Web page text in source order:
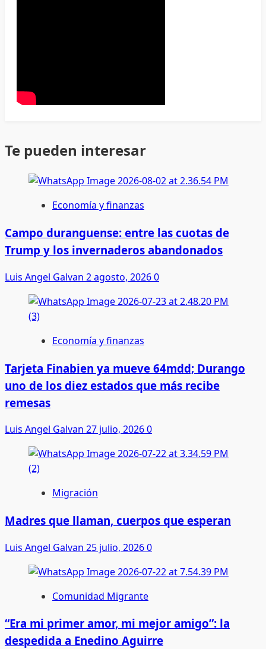
Te pueden interesar
Economía y finanzas
Campo duranguense: entre las cuotas de
Trump y los invernaderos abandonados
Luis Angel Galvan 2 agosto, 20260
Economía y finanzas
Tarjeta Finabien ya mueve 64mdd; Durango
uno de los diez estados que más recibe
remesas
Luis Angel Galvan 27 julio, 20260
Migración
Madres que llaman, cuerpos que esperan
Luis Angel Galvan 25 julio, 20260
Comunidad Migrante
“Era mi primer amor, mi mejor amigo”: la
despedida a Enedino Aguirre